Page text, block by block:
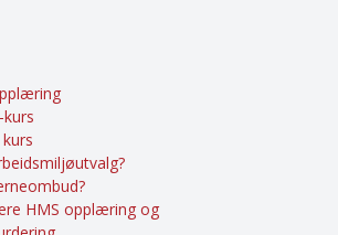
HMS opplæring og